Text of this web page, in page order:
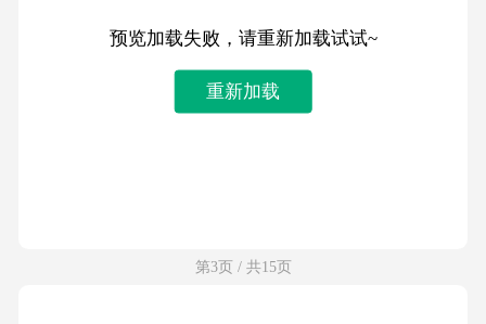
预览加载失败，请重新加载试试~
重新加载
第3页 / 共15页